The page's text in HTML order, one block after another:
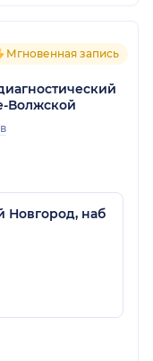
Мгновенная запись
Волжской
Новгород, наб